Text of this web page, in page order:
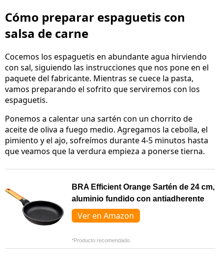
Cómo preparar espaguetis con
salsa de carne
Cocemos los espaguetis en abundante agua hirviendo
con sal, siguiendo las instrucciones que nos pone en el
paquete del fabricante. Mientras se cuece la pasta,
vamos preparando el sofrito que serviremos con los
espaguetis.
Ponemos a calentar una sartén con un chorrito de
aceite de oliva a fuego medio. Agregamos la cebolla, el
pimiento y el ajo, sofreímos durante 4-5 minutos hasta
que veamos que la verdura empieza a ponerse tierna.
BRA Efficient Orange Sartén de 24 cm,
aluminio fundido con antiadherente
Ver en Amazon
*Producto recomendado.